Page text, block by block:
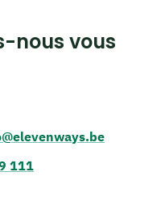
nous vous
111